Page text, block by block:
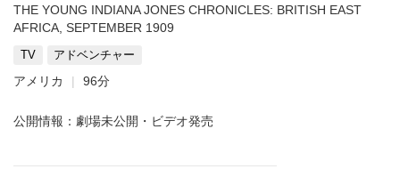
THE YOUNG INDIANA JONES CHRONICLES: BRITISH EAST
AFRICA, SEPTEMBER 1909
TV アドベンチャー
アメリカ 96分
公開情報：劇場未公開・ビデオ発売